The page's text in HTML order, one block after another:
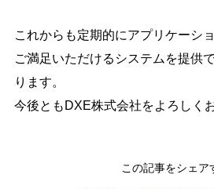
これからも定期的にアプリケーシ
ご満足いただけるシステムを提供
ります。
今後ともDXE株式会社をよろしく
この記事をシェア